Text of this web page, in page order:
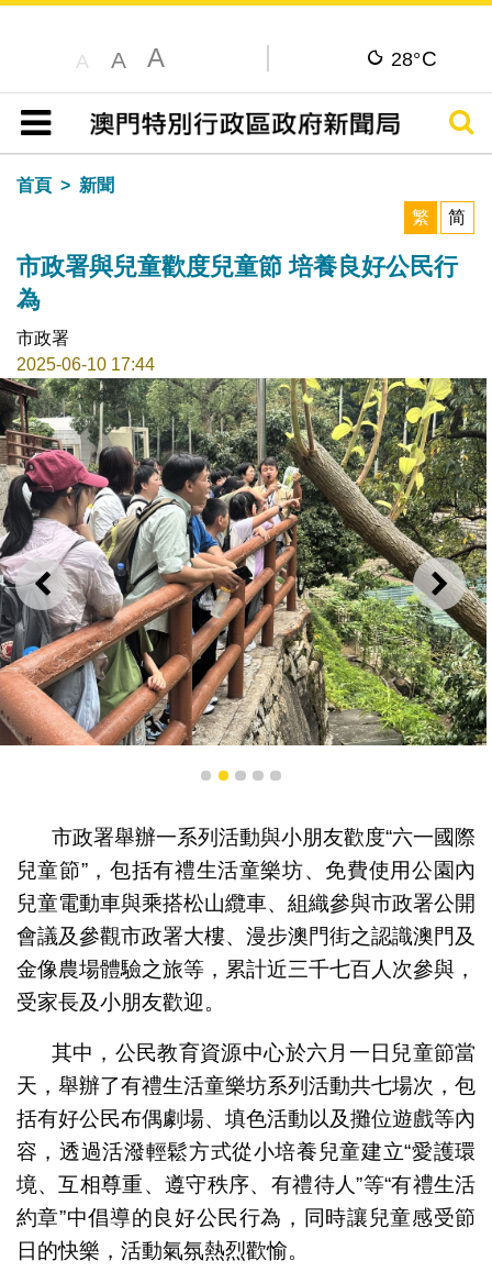
A A A 28°C
目錄
搜尋
首頁
新聞
繁
简
市政署與兒童歡度兒童節 培養良好公民行
為
市政署
2025-06-10 17:44
上一則 下一
家長帶同小朋友親親大自然
1 2 3 4 5
市政署舉辦一系列活動與小朋友歡度“六一國際
兒童節”，包括有禮生活童樂坊、免費使用公園內
兒童電動車與乘搭松山纜車、組織參與市政署公開
會議及參觀市政署大樓、漫步澳門街之認識澳門及
金像農場體驗之旅等，累計近三千七百人次參與，
受家長及小朋友歡迎。
其中，公民教育資源中心於六月一日兒童節當
天，舉辦了有禮生活童樂坊系列活動共七場次，包
括有好公民布偶劇場、填色活動以及攤位遊戲等內
容，透過活潑輕鬆方式從小培養兒童建立“愛護環
境、互相尊重、遵守秩序、有禮待人”等“有禮生活
約章”中倡導的良好公民行為，同時讓兒童感受節
日的快樂，活動氣氛熱烈歡愉。